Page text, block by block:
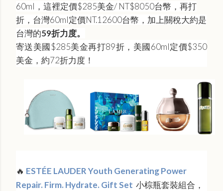
60ml，這裡定價$285美金/ NT$‌8050台幣，再打
折，台灣60ml定價NT.12600台幣，加上關稅大約是
台灣的59折力度。
寄送美國$285美金再打89折，美國60ml定價$350
美金，約72折力度！
🔥 ESTÉE LAUDER Youth Generating Power
Repair. Firm. Hydrate. Gift Set 小棕瓶套裝組合，